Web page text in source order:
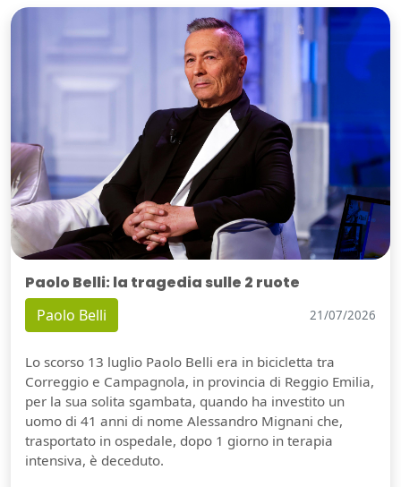
Paolo Belli: la tragedia sulle 2 ruote
Paolo Belli 21/07/2026
Lo scorso 13 luglio Paolo Belli era in bicicletta tra
Correggio e Campagnola, in provincia di Reggio Emilia,
per la sua solita sgambata, quando ha investito un
uomo di 41 anni di nome Alessandro Mignani che,
trasportato in ospedale, dopo 1 giorno in terapia
intensiva, è deceduto.